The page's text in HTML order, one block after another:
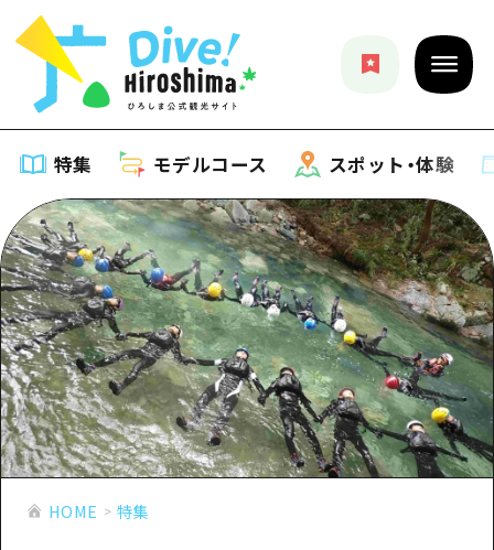
特集 モデルコース スポット・体験
特集
特集一覧
おすすめ
アート
イベント・祭り
グルメ・酒
モデルコース
モデルコース一覧
Dive! Hiroshima 公式ガイド
広島もしもトラベル
スポット・体験
スポット・体験一覧
広島市周辺
安芸
イベント
旬情報
HOME 特集